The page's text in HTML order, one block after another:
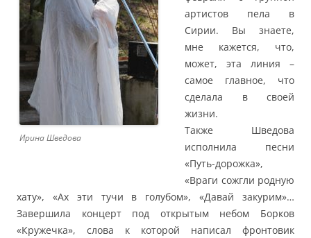
Ирина Шведова
артистов пела в
Сирии. Вы знаете,
мне кажется, что,
может, эта линия –
самое главное, что
сделала в своей
жизни.
Также Шведова
исполнила песни
«Путь-дорожка»,
«Враги сожгли родную
хату», «Ах эти тучи в голубом», «Давай закурим»…
Завершила концерт под открытым небом Борков
«Кружечка», слова к которой написал фронтовик